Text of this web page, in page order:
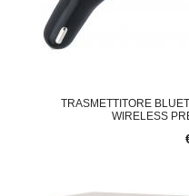
TRASMETTITORE
WIRELESS